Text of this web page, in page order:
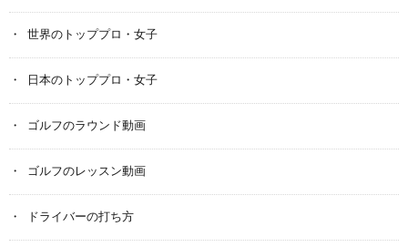
世界のトッププロ・女子
日本のトッププロ・女子
ゴルフのラウンド動画
ゴルフのレッスン動画
ドライバーの打ち方